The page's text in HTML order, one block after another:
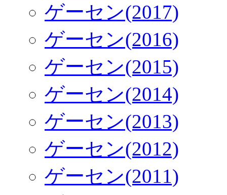
ゲーセン(2017)
ゲーセン(2016)
ゲーセン(2015)
ゲーセン(2014)
ゲーセン(2013)
ゲーセン(2012)
ゲーセン(2011)